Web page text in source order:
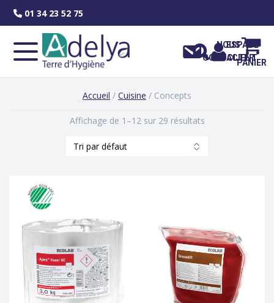
01 34 23 52 75
NOUS
CONTACTER
ESPACE
CLIENT
PANIER
Accueil / Cuisine / Concepts
Affichage de 1–12 sur 29 résultats